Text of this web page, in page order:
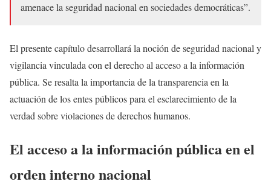
amenace la seguridad nacional en sociedades democráticas”.
El presente capítulo desarrollará la noción de seguridad nacional y
vigilancia vinculada con el derecho al acceso a la información
pública. Se resalta la importancia de la transparencia en la
actuación de los entes públicos para el esclarecimiento de la
verdad sobre violaciones de derechos humanos.
El acceso a la información pública en el
orden interno nacional